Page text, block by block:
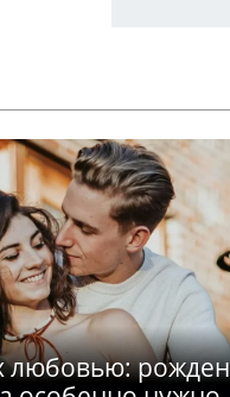
любовью: